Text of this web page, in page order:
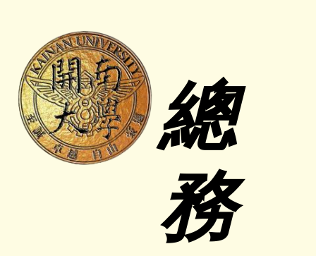
內
容
總
務